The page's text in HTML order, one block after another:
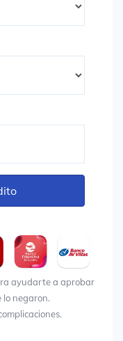
ayudarte a aprobar
lo negaron.